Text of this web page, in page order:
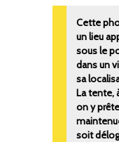
Cette
un lieu
sous le
dans un
sa
La tente,
on y
soit